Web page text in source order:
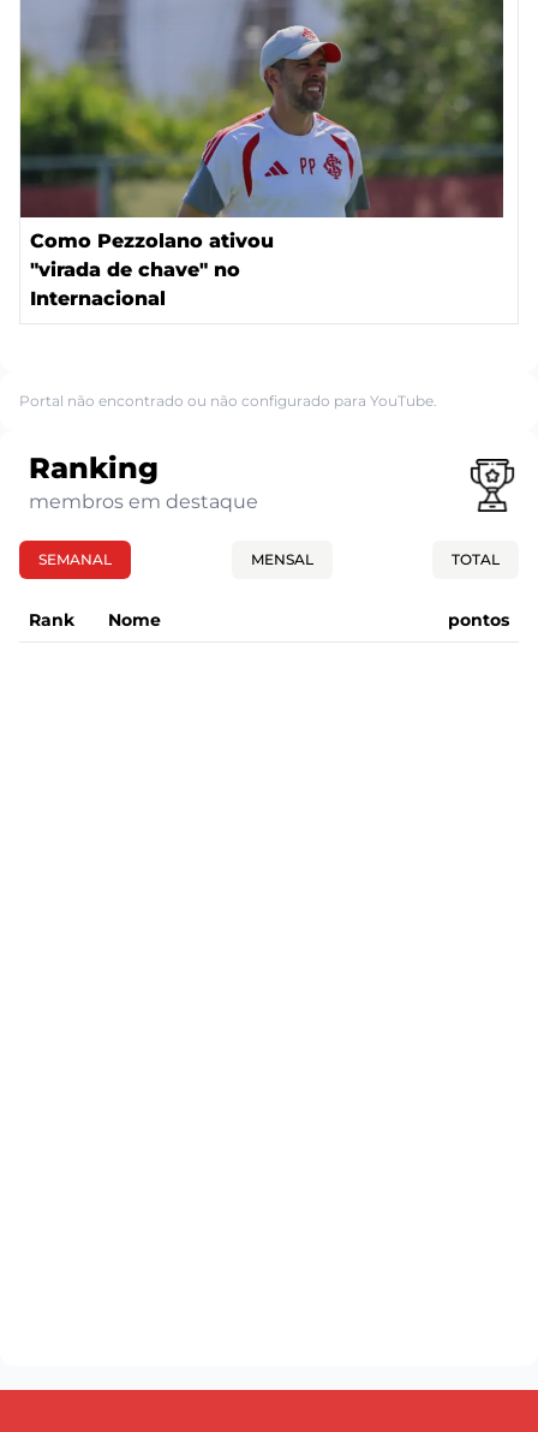
Como Pezzolano ativou
"virada de chave" no
Internacional
Portal não encontrado ou não configurado para YouTube.
Ranking
membros em destaque
SEMANAL MENSAL TOTAL
Rank Nome pontos